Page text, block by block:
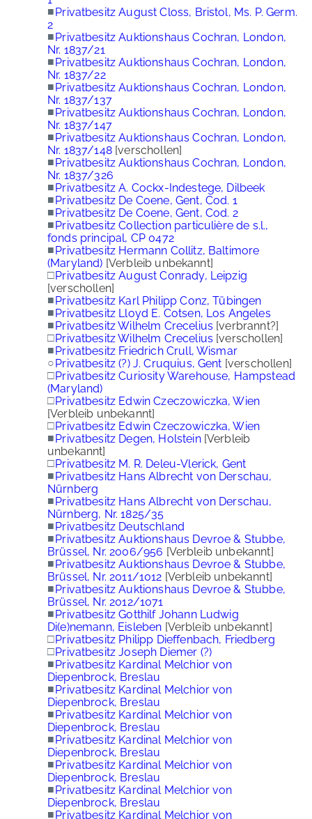
■Privatbesitz August Closs, Bristol, Ms. P. Germ.
2
■Privatbesitz Auktionshaus Cochran, London,
Nr. 1837/21
■Privatbesitz Auktionshaus Cochran, London,
Nr. 1837/22
■Privatbesitz Auktionshaus Cochran, London,
Nr. 1837/137
■Privatbesitz Auktionshaus Cochran, London,
Nr. 1837/147
■Privatbesitz Auktionshaus Cochran, London,
Nr. 1837/148[verschollen]
■Privatbesitz Auktionshaus Cochran, London,
Nr. 1837/326
■Privatbesitz A. Cockx-Indestege, Dilbeek
■Privatbesitz De Coene, Gent, Cod. 1
■Privatbesitz De Coene, Gent, Cod. 2
■Privatbesitz Collection particulière de s.l.,
fonds principal, CP 0472
■Privatbesitz Hermann Collitz, Baltimore
(Maryland) [Verbleib unbekannt]
□Privatbesitz August Conrady, Leipzig
[verschollen]
■Privatbesitz Karl Philipp Conz, Tübingen
■Privatbesitz Lloyd E. Cotsen, Los Angeles
■Privatbesitz Wilhelm Crecelius [verbrannt?]
□Privatbesitz Wilhelm Crecelius [verschollen]
■Privatbesitz Friedrich Crull, Wismar
○Privatbesitz (?) J. Cruquius, Gent [verschollen]
□Privatbesitz Curiosity Warehouse, Hampstead
(Maryland)
□Privatbesitz Edwin Czeczowiczka, Wien
[Verbleib unbekannt]
□Privatbesitz Edwin Czeczowiczka, Wien
■Privatbesitz Degen, Holstein[Verbleib
unbekannt]
□Privatbesitz M. R. Deleu-Vlerick, Gent
■Privatbesitz Hans Albrecht von Derschau,
Nürnberg
■Privatbesitz Hans Albrecht von Derschau,
Nürnberg, Nr. 1825/35
■Privatbesitz Deutschland
■Privatbesitz Auktionshaus Devroe & Stubbe,
Brüssel, Nr. 2006/956 [Verbleib unbekannt]
■Privatbesitz Auktionshaus Devroe & Stubbe,
Brüssel, Nr. 2011/1012 [Verbleib unbekannt]
■Privatbesitz Auktionshaus Devroe & Stubbe,
Brüssel, Nr. 2012/1071
■Privatbesitz Gotthilf Johann Ludwig
Di(e)nemann, Eisleben [Verbleib unbekannt]
□Privatbesitz Philipp Dieffenbach, Friedberg
□Privatbesitz Joseph Diemer (?)
■Privatbesitz Kardinal Melchior von
Diepenbrock, Breslau
■Privatbesitz Kardinal Melchior von
Diepenbrock, Breslau
■Privatbesitz Kardinal Melchior von
Diepenbrock, Breslau
■Privatbesitz Kardinal Melchior von
Diepenbrock, Breslau
■Privatbesitz Kardinal Melchior von
Diepenbrock, Breslau
■Privatbesitz Kardinal Melchior von
Diepenbrock, Breslau
■Privatbesitz Kardinal Melchior von